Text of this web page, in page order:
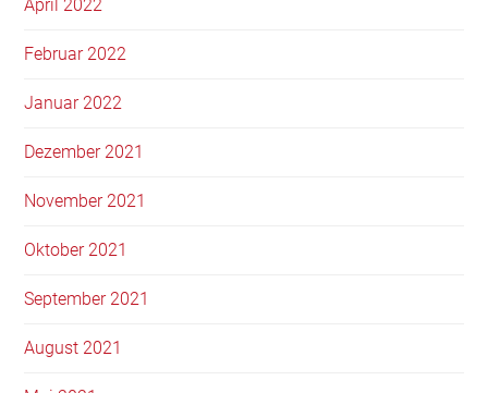
April 2022
Februar 2022
Januar 2022
Dezember 2021
November 2021
Oktober 2021
September 2021
August 2021